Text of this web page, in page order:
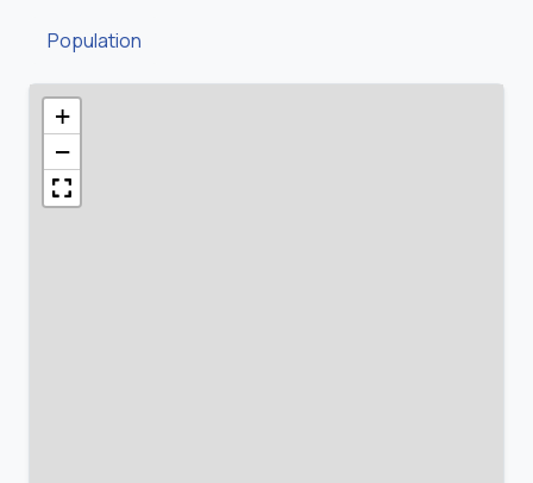
Population
+
−